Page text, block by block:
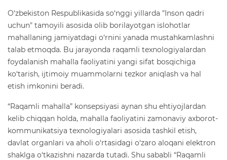
O‘zbekiston Respublikasida so‘nggi yillarda "Inson qadri
uchun" tamoyili asosida olib borilayotgan islohotlar
mahallaning jamiyatdagi o‘rnini yanada mustahkamlashni
talab etmoqda. Bu jarayonda raqamli texnologiyalardan
foydalanish mahalla faoliyatini yangi sifat bosqichiga
ko‘tarish, ijtimoiy muammolarni tezkor aniqlash va hal
etish imkonini beradi.
“Raqamli mahalla” konsepsiyasi aynan shu ehtiyojlardan
kelib chiqqan holda, mahalla faoliyatini zamonaviy axborot-
kommunikatsiya texnologiyalari asosida tashkil etish,
davlat organlari va aholi o‘rtasidagi o‘zaro aloqani elektron
shaklga o‘tkazishni nazarda tutadi. Shu sababli “Raqamli